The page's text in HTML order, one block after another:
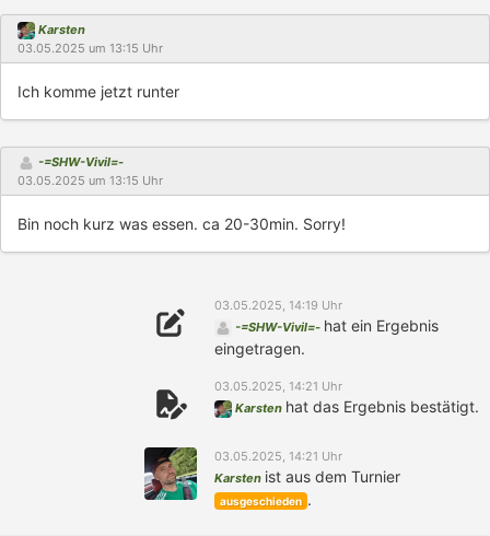
Karsten
03.05.2025 um 13:15 Uhr
Ich komme jetzt runter
-=SHW-Vivil=-
03.05.2025 um 13:15 Uhr
Bin noch kurz was essen. ca 20-30min. Sorry!
03.05.2025, 14:19 Uhr
-=SHW-Vivil=- hat ein Ergebnis
eingetragen.
03.05.2025, 14:21 Uhr
Karsten hat das Ergebnis bestätigt.
03.05.2025, 14:21 Uhr
Karsten ist aus dem Turnier
ausgeschieden .